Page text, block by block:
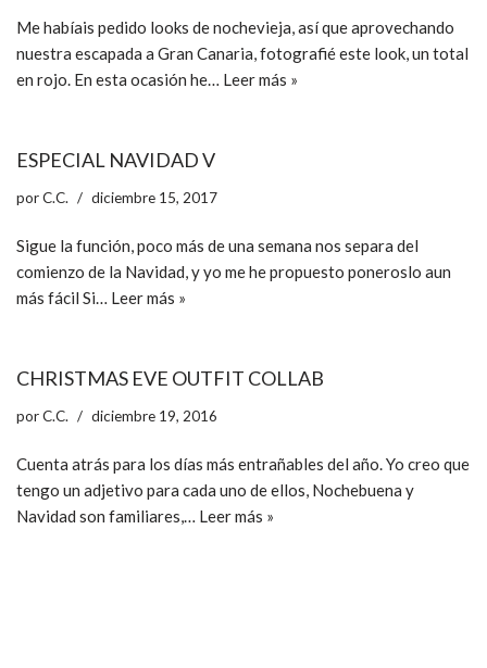
Me habíais pedido looks de nochevieja, así que aprovechando
nuestra escapada a Gran Canaria, fotografié este look, un total
en rojo. En esta ocasión he… Leer más »
ESPECIAL NAVIDAD V
porC.C. diciembre 15, 2017
Sigue la función, poco más de una semana nos separa del
comienzo de la Navidad, y yo me he propuesto poneroslo aun
más fácil Si… Leer más »
CHRISTMAS EVE OUTFIT COLLAB
porC.C. diciembre 19, 2016
Cuenta atrás para los días más entrañables del año. Yo creo que
tengo un adjetivo para cada uno de ellos, Nochebuena y
Navidad son familiares,… Leer más »